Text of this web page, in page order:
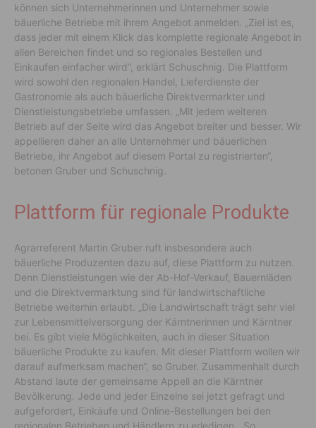
können sich Unternehmerinnen und Unternehmer sowie
bäuerliche Betriebe mit ihrem Angebot anmelden. „Ziel ist es,
dass jeder mit einem Klick das komplette regionale Angebot in
allen Bereichen findet und so regionales Bestellen und
Einkaufen einfacher wird“, erklärt Schuschnig. Die Plattform
wird sowohl den regionalen Handel, Lieferdienste der
Gastronomie als auch bäuerliche Direktvermarkter und
Dienstleistungsbetriebe umfassen. „Mit jedem weiteren
Betrieb auf der Seite wird das Angebot breiter und besser. Wir
appellieren daher an alle Unternehmer und bäuerlichen
Betriebe, ihr Angebot auf diesem Portal zu registrierten“,
betonen Gruber und Schuschnig.
Plattform für regionale Produkte
Agrarreferent Martin Gruber ruft insbesondere auch
bäuerliche Produzenten dazu auf, diese Plattform zu nutzen.
Denn Dienstleistungen wie der Ab-Hof-Verkauf, Bauernläden
und die Direktvermarktung sind für landwirtschaftliche
Betriebe weiterhin erlaubt. „Die Landwirtschaft trägt sehr viel
zur Lebensmittelversorgung der Kärntnerinnen und Kärntner
bei. Es gibt viele Möglichkeiten, auch in dieser Situation
bäuerliche Produkte zu kaufen. Mit dieser Plattform wollen wir
darauf aufmerksam machen“, so Gruber. Zusammenhalt durch
Abstand laute der gemeinsame Appell an die Kärntner
Bevölkerung. Jede und jeder Einzelne sei jetzt gefragt und
aufgefordert, Einkäufe und Online-Bestellungen bei den
regionalen Betrieben und Händlern zu erledigen. „So